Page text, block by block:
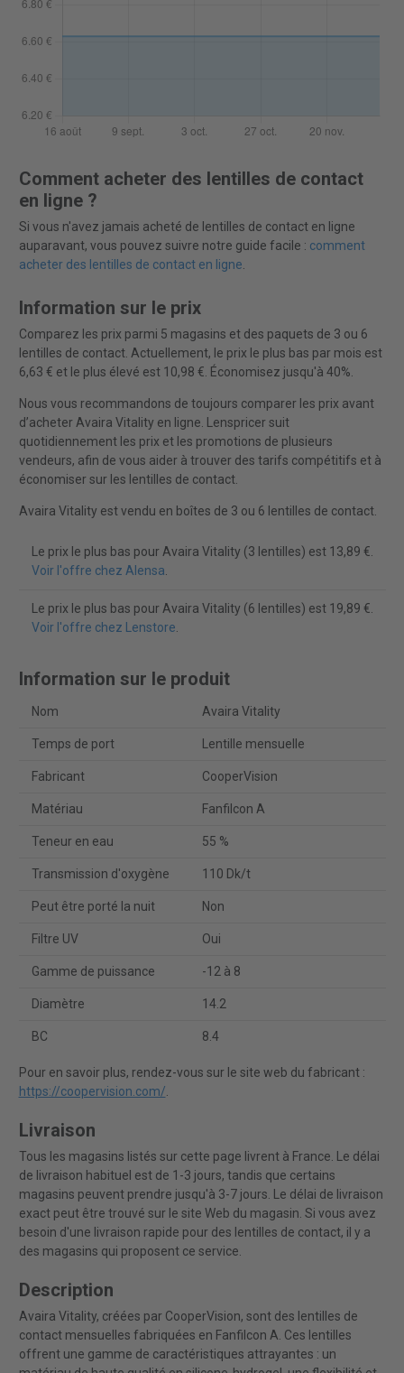
Comment acheter des lentilles de contact
en ligne ?
Si vous n'avez jamais acheté de lentilles de contact en ligne
auparavant, vous pouvez suivre notre guide facile : comment
acheter des lentilles de contact en ligne.
Information sur le prix
Comparez les prix parmi 5 magasins et des paquets de 3 ou 6
lentilles de contact. Actuellement, le prix le plus bas par mois est
6,63 € et le plus élevé est 10,98 €. Économisez jusqu'à 40%.
Nous vous recommandons de toujours comparer les prix avant
d’acheter Avaira Vitality en ligne. Lenspricer suit
quotidiennement les prix et les promotions de plusieurs
vendeurs, afin de vous aider à trouver des tarifs compétitifs et à
économiser sur les lentilles de contact.
Avaira Vitality est vendu en boîtes de 3 ou 6 lentilles de contact.
Le prix le plus bas pour Avaira Vitality (3 lentilles) est 13,89 €.
Voir l'offre chez Alensa.
Le prix le plus bas pour Avaira Vitality (6 lentilles) est 19,89 €.
Voir l'offre chez Lenstore.
Information sur le produit
Nom Avaira Vitality
Temps de port Lentille mensuelle
Fabricant CooperVision
Matériau Fanfilcon A
Teneur en eau 55 %
Transmission d'oxygène 110 Dk/t
Peut être porté la nuit Non
Filtre UV Oui
Gamme de puissance -12 à 8
Diamètre 14.2
BC 8.4
Pour en savoir plus, rendez-vous sur le site web du fabricant :
https://coopervision.com/.
Livraison
Tous les magasins listés sur cette page livrent à France. Le délai
de livraison habituel est de 1-3 jours, tandis que certains
magasins peuvent prendre jusqu'à 3-7 jours. Le délai de livraison
exact peut être trouvé sur le site Web du magasin. Si vous avez
besoin d'une livraison rapide pour des lentilles de contact, il y a
des magasins qui proposent ce service.
Description
Avaira Vitality, créées par CooperVision, sont des lentilles de
contact mensuelles fabriquées en Fanfilcon A. Ces lentilles
offrent une gamme de caractéristiques attrayantes : un